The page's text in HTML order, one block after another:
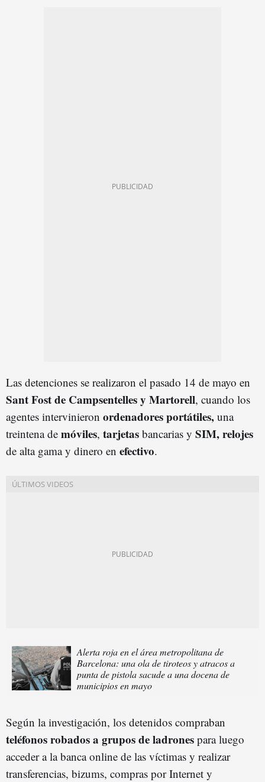
Las detenciones se realizaron el pasado 14 de mayo en
Sant Fost de Campsentelles y Martorell, cuando los
agentes intervinieron ordenadores portátiles, una
treintena de móviles, tarjetas bancarias y SIM,relojes
de alta gama y dinero en efectivo.
Alerta roja en el área metropolitana de
Barcelona: una ola de tiroteos y atracos a
punta de pistola sacude a una docena de
municipios en mayo
Según la investigación, los detenidos compraban
teléfonos robados a grupos de ladrones para luego
acceder a la banca online de las víctimas y realizar
transferencias, bizums, compras por Internet y